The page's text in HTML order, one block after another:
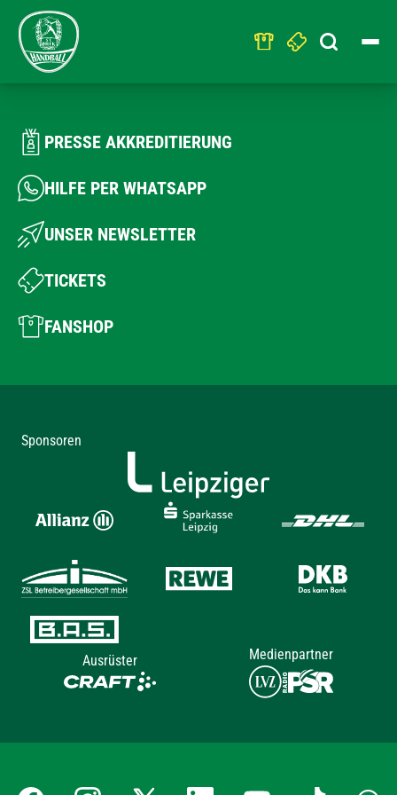
Search
for:
PRESSE AKKREDITIERUNG
HILFE PER WHATSAPP
UNSER NEWSLETTER
TICKETS
FANSHOP
Sponsoren
Ausrüster Medienpartner